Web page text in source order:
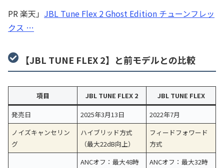
PR 楽天」 JBL Tune Flex 2 Ghost Edition チューンフレッ
クス …
【JBL TUNE FLEX 2】と前モデルとの比較
項目 JBL TUNE FLEX 2
JBL TUNE FLEX
発売日
2025年3月13日
2022年7月
ノイズキャンセリン
グ
ハイブリッド方式
（最大22dB向上）
フィードフォワード
方式
ANCオフ：最大48時
ANCオフ：最大32時